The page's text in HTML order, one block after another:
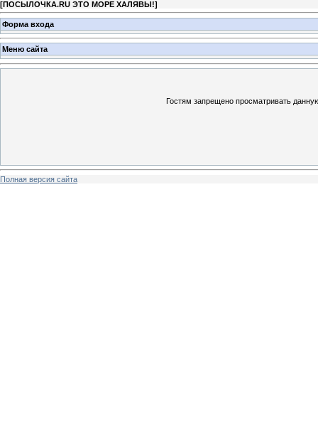
[ПОСЫЛОЧКА.RU ЭТО МОРЕ ХАЛЯВЫ!]
Форма входа
Меню сайта
Гостям запрещено просматривать
Полная версия сайта